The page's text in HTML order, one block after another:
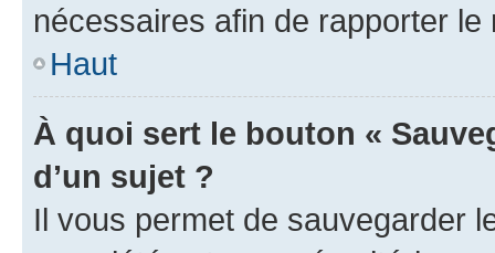
nécessaires afin de rapporter le
Haut
À quoi sert le bouton «
d’un sujet ?
Il vous permet de sauvegarder